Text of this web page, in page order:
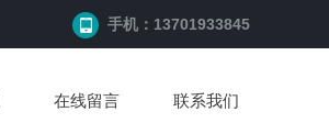
手机：13701933845
在线留言 联系我们